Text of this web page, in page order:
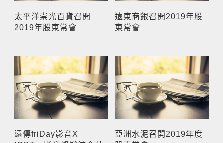
太平洋崇光百貨召開
2019年股東常會
遠東商銀召開2019年股
東常會
遠傳friDay影音X
亞洲水泥召開2019年度